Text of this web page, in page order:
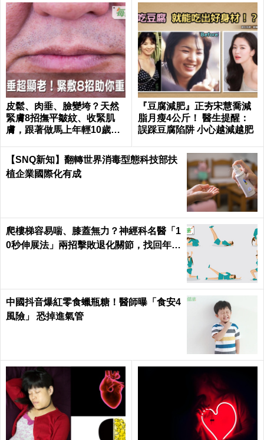
皮鬆、肉垂、臉變垮？天然
緊膚8招撫平皺紋、收緊肌
膚，跟著做馬上年輕10歲！
『豆腐減肥』正夯宋慧喬減
脂月瘦4公斤！ 醫生提醒：
誤踩豆腐陷阱 小心越減越肥
【SNQ新知】翻轉世界消毒型態科技部扶
植企業國際化有成
爬樓梯容易喘、膝蓋無力？神經科名醫「1
0秒伸展法」兩招擊敗退化關節，找回年輕
中國抖音爆紅零食蠟瓶糖！醫師曝「食安4
風險」 恐掉進氣管